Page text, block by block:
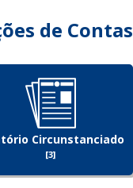
de Contas
Circunstanciado
[3]